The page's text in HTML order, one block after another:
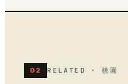
02 RELATED · 桃園